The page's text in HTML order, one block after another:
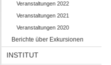
Veranstaltungen 2022
Veranstaltungen 2021
Veranstaltungen 2020
Berichte über Exkursionen
INSTITUT